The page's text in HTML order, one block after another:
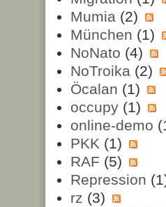
Mumia(2)
München (1)
NoNato (4)
NoTroika(2)
Öcalan (1)
occupy(1)
online-demo
PKK (1)
RAF (5)
Repression
rz (3)